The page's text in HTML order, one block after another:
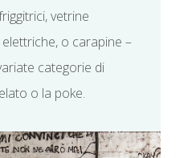
vetrine
o carapine –
categorie di
o la poke.